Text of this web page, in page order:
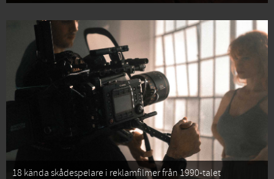
18 kända skådespelare i reklamfilmer från 1990-talet